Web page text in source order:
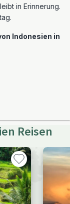
in Erinnerung.
Indonesien in
Reisen